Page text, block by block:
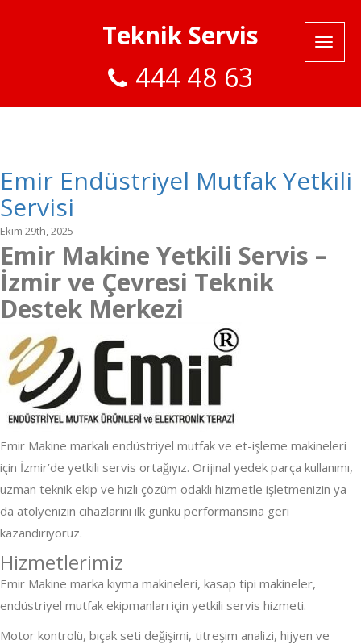
Teknik Servis
444 48 63
Emir Endüstriyel Mutfak Yetkili
Servisi
Ekim 29th, 2025
Emir Makine Yetkili Servis –
İzmir ve Çevresi Teknik
Destek Merkezi
Emir Makine markalı endüstriyel mutfak ve et-işleme makineleri
için İzmir’de yetkili servis ortağıyız. Orijinal yedek parça kullanımı,
uzman teknik ekip ve hızlı çözüm odaklı hizmetle işletmenizin ya
da atölyenizin cihazlarını ilk günkü performansına geri
kazandırıyoruz.
Hizmetlerimiz
Emir Makine marka kıyma makineleri, kasap tipi makineler,
endüstriyel mutfak ekipmanları için yetkili servis hizmeti.
Motor kontrolü, bıçak seti değişimi, titreşim analizi, hijyen ve